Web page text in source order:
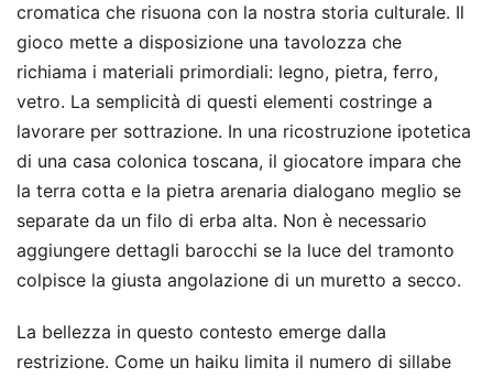
cromatica che risuona con la nostra storia culturale. Il
gioco mette a disposizione una tavolozza che
richiama i materiali primordiali: legno, pietra, ferro,
vetro. La semplicità di questi elementi costringe a
lavorare per sottrazione. In una ricostruzione ipotetica
di una casa colonica toscana, il giocatore impara che
la terra cotta e la pietra arenaria dialogano meglio se
separate da un filo di erba alta. Non è necessario
aggiungere dettagli barocchi se la luce del tramonto
colpisce la giusta angolazione di un muretto a secco.
La bellezza in questo contesto emerge dalla
restrizione. Come un haiku limita il numero di sillabe